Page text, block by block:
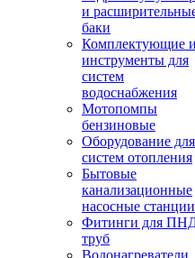
и
баки
Комплектующие и
инструменты для
систем
водоснабжения
Мотопомпы
бензиновые
Оборудование для
систем отопления
Бытовые
канализационные
насосные станции
Фитинги для
труб
Водонагреватели